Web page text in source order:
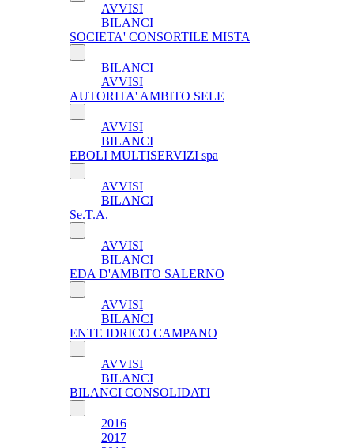
AVVISI
BILANCI
SOCIETA' CONSORTILE MISTA
BILANCI
AVVISI
AUTORITA' AMBITO SELE
AVVISI
BILANCI
EBOLI MULTISERVIZI spa
AVVISI
BILANCI
Se.T.A.
AVVISI
BILANCI
EDA D'AMBITO SALERNO
AVVISI
BILANCI
ENTE IDRICO CAMPANO
AVVISI
BILANCI
BILANCI CONSOLIDATI
2016
2017